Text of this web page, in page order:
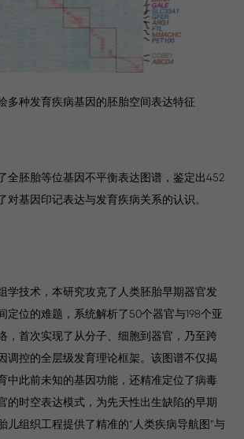
多种发育疾病基因的胚胎空间表达特征
全胚胎等位基因不平衡表达图谱，鉴定出452
对基因印记表达与发育疾病关系的认识。
学技术，本研究攻克了人类胚胎早期器官发
定位的难题，系统解析了50个器官与198个亚
，首次实现了从分子、细胞到器官，乃至跨
调控的全层级发育理论框架。该图谱不仅揭
中此前未知的基因功能，还精准定位了病毒
的时空表达模式，为先天性出生缺陷的早期
儿组织工程提供了精准的“人类疾病导航图”与